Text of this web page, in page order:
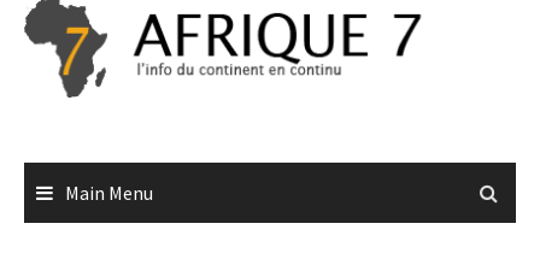
Skip
content
Main Menu